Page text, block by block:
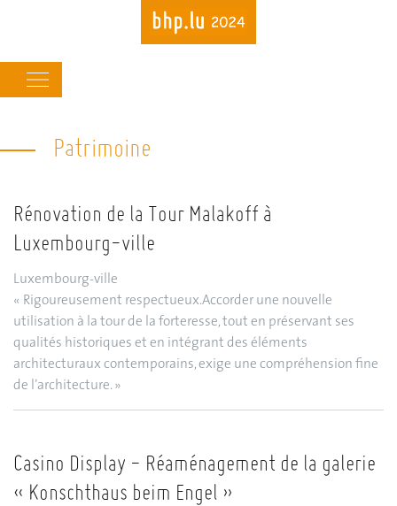
content
navigation
Patrimoine
Rénovation de la Tour Malakoff à
Luxembourg-ville
Luxembourg-ville
« Rigoureusement respectueux.Accorder une nouvelle
utilisation à la tour de la forteresse, tout en préservant ses
qualités historiques et en intégrant des éléments
architecturaux contemporains, exige une compréhension fine
de l’architecture. »
Casino Display - Réaménagement de la galerie
« Konschthaus beim Engel »